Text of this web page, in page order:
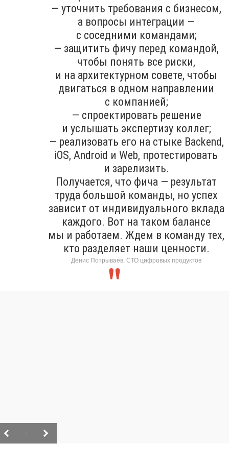
— уточнить требования с бизнесом,
а вопросы интеграции —
с соседними командами;
— защитить фичу перед командой,
чтобы понять все риски,
и на архитектурном совете, чтобы
двигаться в одном направлении
с компанией;
— спроектировать решение
и услышать экспертизу коллег;
— реализовать его на стыке Backend,
iOS, Android и Web, протестировать
и зарелизить.
Получается, что фича — результат
труда большой команды, но успех
зависит от индивидуального вклада
каждого. Вот на таком балансе
мы и работаем. Ждем в команду тех,
кто разделяет наши ценности.
Денис Потрываев, СТО цифровых продуктов